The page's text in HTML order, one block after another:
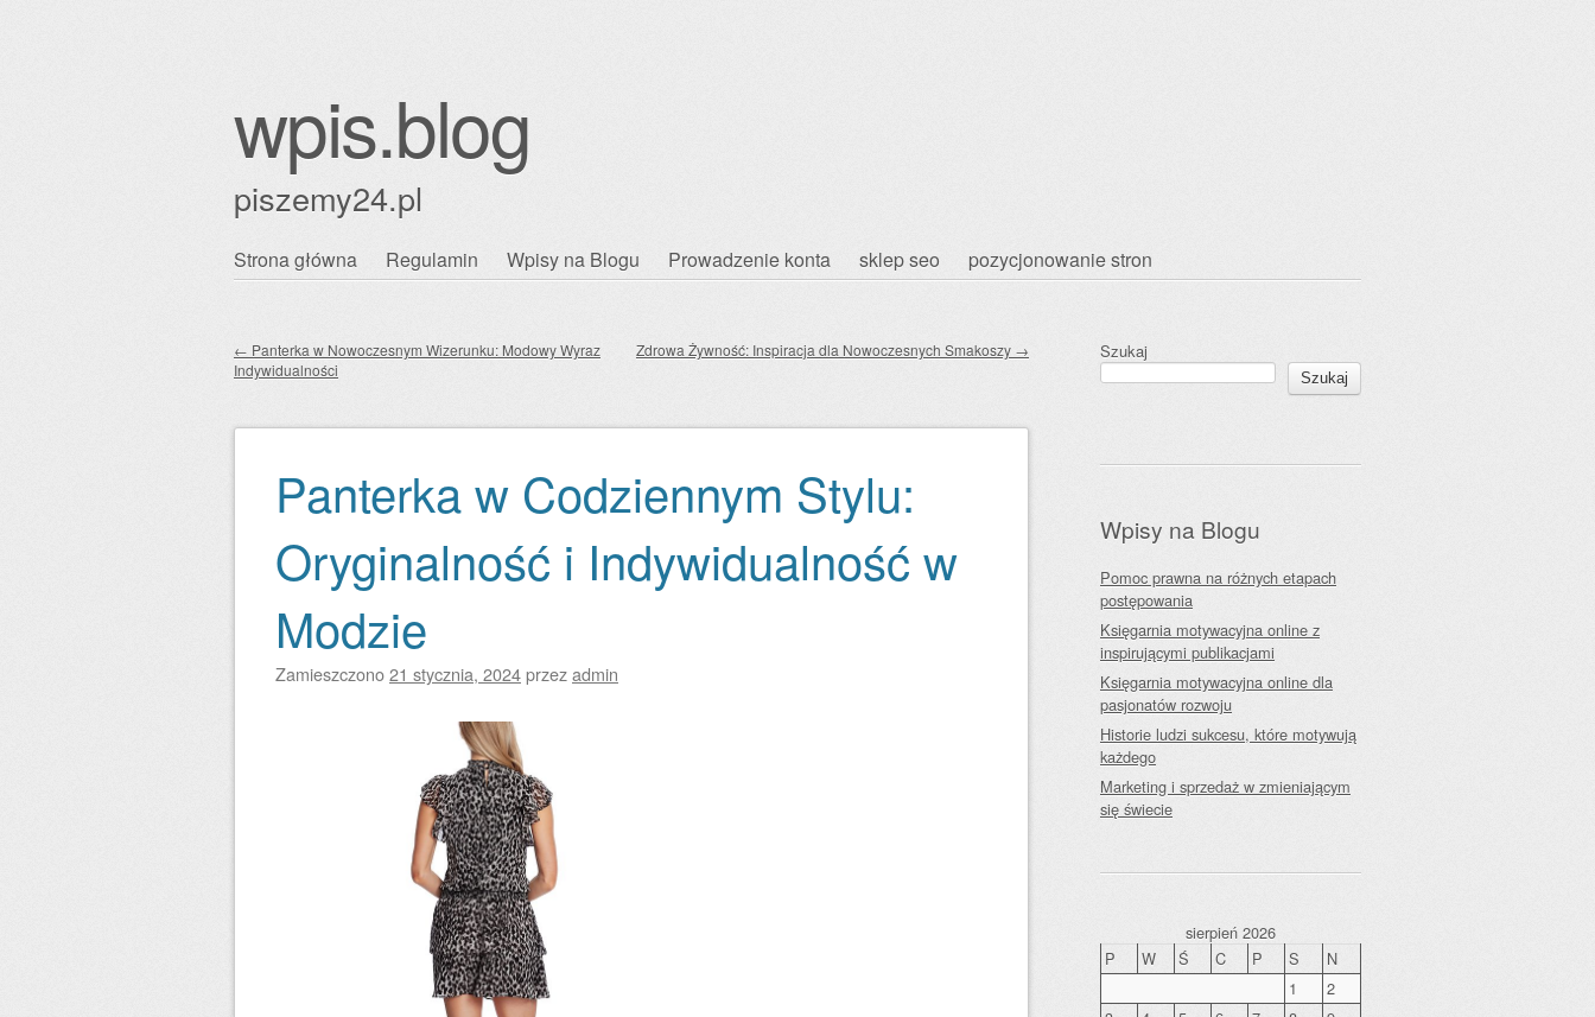
wpis.blog
piszemy24.pl
Przejdź
Strona główna Regulamin Wpisy na Blogu Prowadzenie konta sklep seo pozycjonowanie stron
← Panterka w Nowoczesnym Wizerunku: Modowy Wyraz
Indywidualności
Zdrowa Żywność: Inspiracja dla Nowoczesnych Smakoszy →
Panterka w Codziennym Stylu:
Oryginalność i Indywidualność w
Modzie
Zamieszczono21 stycznia, 2024przezadmin
Szukaj
Szukaj
Wpisy na Blogu
Pomoc prawna na różnych etapach
postępowania
Księgarnia motywacyjna online z
inspirującymi publikacjami
Księgarnia motywacyjna online dla
pasjonatów rozwoju
Historie ludzi sukcesu, które motywują
każdego
Marketing i sprzedaż w zmieniającym
się świecie
sierpień 2026
P
W Ś C P S
N
1
2